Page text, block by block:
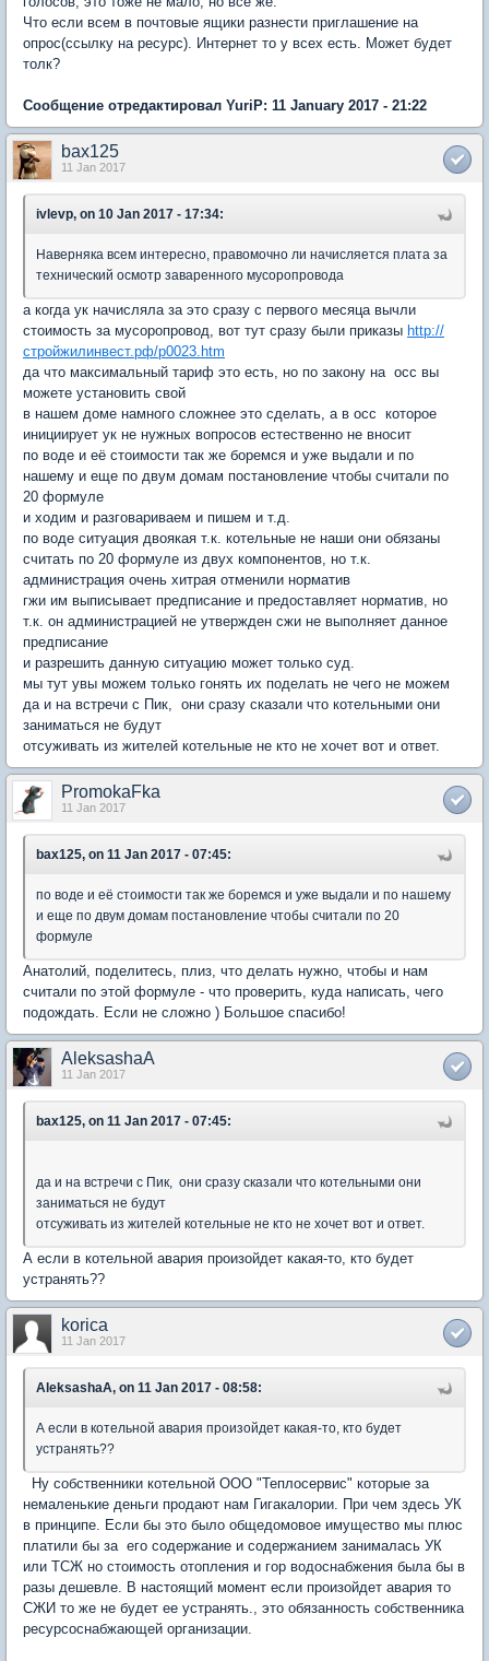
Что если всем в почтовые ящики разнести приглашение на
опрос(ссылку на ресурс). Интернет то у всех есть. Может будет
толк?
Сообщение отредактировал YuriP: 11 January 2017 - 21:22
bax125
11 Jan 2017
ivlevp, on 10 Jan 2017 - 17:34:
Наверняка всем интересно, правомочно ли начисляется плата за
технический осмотр заваренного мусоропровода
а когда ук начисляла за это сразу с первого месяца вычли
стоимость за мусоропровод, вот тут сразу были приказы http://
стройжилинвест.рф/p0023.htm
да что максимальный тариф это есть, но по закону на осс вы
можете установить свой
в нашем доме намного сложнее это сделать, а в осс которое
инициирует ук не нужных вопросов естественно не вносит
по воде и её стоимости так же боремся и уже выдали и по
нашему и еще по двум домам постановление чтобы считали по
20 формуле
и ходим и разговариваем и пишем и т.д.
по воде ситуация двоякая т.к. котельные не наши они обязаны
считать по 20 формуле из двух компонентов, но т.к.
администрация очень хитрая отменили норматив
гжи им выписывает предписание и предоставляет норматив, но
т.к. он администрацией не утвержден сжи не выполняет данное
предписание
и разрешить данную ситуацию может только суд.
мы тут увы можем только гонять их поделать не чего не можем
да и на встречи с Пик, они сразу сказали что котельными они
заниматься не будут
отсуживать из жителей котельные не кто не хочет вот и ответ.
PromokaFka
11 Jan 2017
bax125, on 11 Jan 2017 - 07:45:
по воде и её стоимости так же боремся и уже выдали и по нашему
и еще по двум домам постановление чтобы считали по 20
формуле
Анатолий, поделитесь, плиз, что делать нужно, чтобы и нам
считали по этой формуле - что проверить, куда написать, чего
подождать. Если не сложно ) Большое спасибо!
AleksashaA
11 Jan 2017
bax125, on 11 Jan 2017 - 07:45:
да и на встречи с Пик, они сразу сказали что котельными они
заниматься не будут
отсуживать из жителей котельные не кто не хочет вот и ответ.
А если в котельной авария произойдет какая-то, кто будет
устранять??
korica
11 Jan 2017
AleksashaA, on 11 Jan 2017 - 08:58:
А если в котельной авария произойдет какая-то, кто будет
устранять??
Ну собственники котельной ООО "Теплосервис" которые за
немаленькие деньги продают нам Гигакалории. При чем здесь УК
в принципе. Если бы это было общедомовое имущество мы плюс
платили бы за его содержание и содержанием занималась УК
или ТСЖ но стоимость отопления и гор водоснабжения была бы в
разы дешевле. В настоящий момент если произойдет авария то
СЖИ то же не будет ее устранять., это обязанность собственника
ресурсоснабжающей организации.